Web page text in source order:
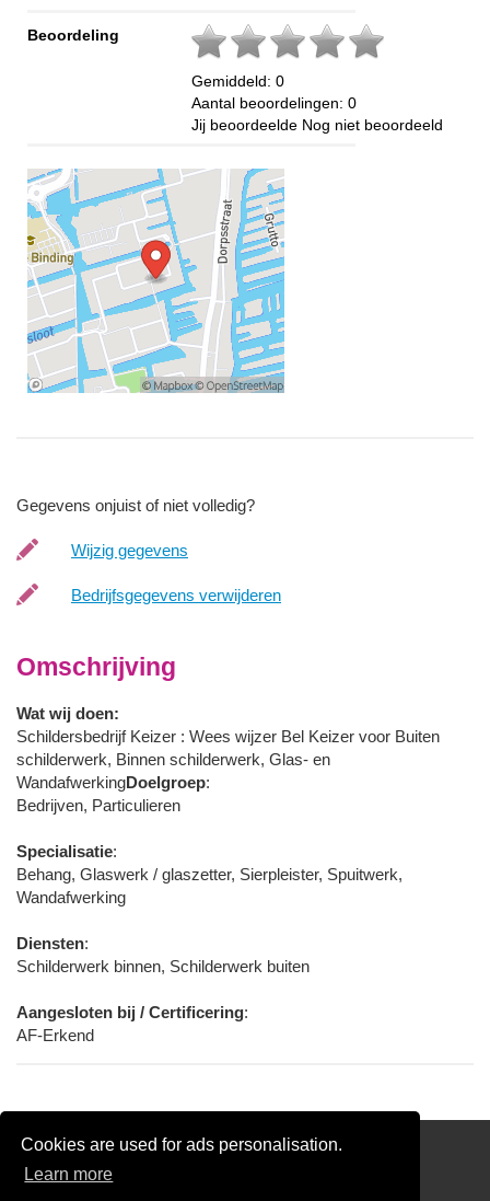
Cookies are used for ads personalisation.
Learn more
Beoordeling
Gemiddeld: 0
Aantal beoordelingen: 0
Jij beoordeelde Nog niet beoordeeld
Gegevens onjuist of niet volledig?
Wijzig gegevens
Bedrijfsgegevens verwijderen
Omschrijving
Wat wij doen:
Schildersbedrijf Keizer : Wees wijzer Bel Keizer voor Buiten
schilderwerk, Binnen schilderwerk, Glas- en
WandafwerkingDoelgroep:
Bedrijven, Particulieren
Specialisatie:
Behang, Glaswerk / glaszetter, Sierpleister, Spuitwerk,
Wandafwerking
Diensten:
Schilderwerk binnen, Schilderwerk buiten
Aangesloten bij / Certificering:
AF-Erkend
Schilder Offerte Aanvragen
links